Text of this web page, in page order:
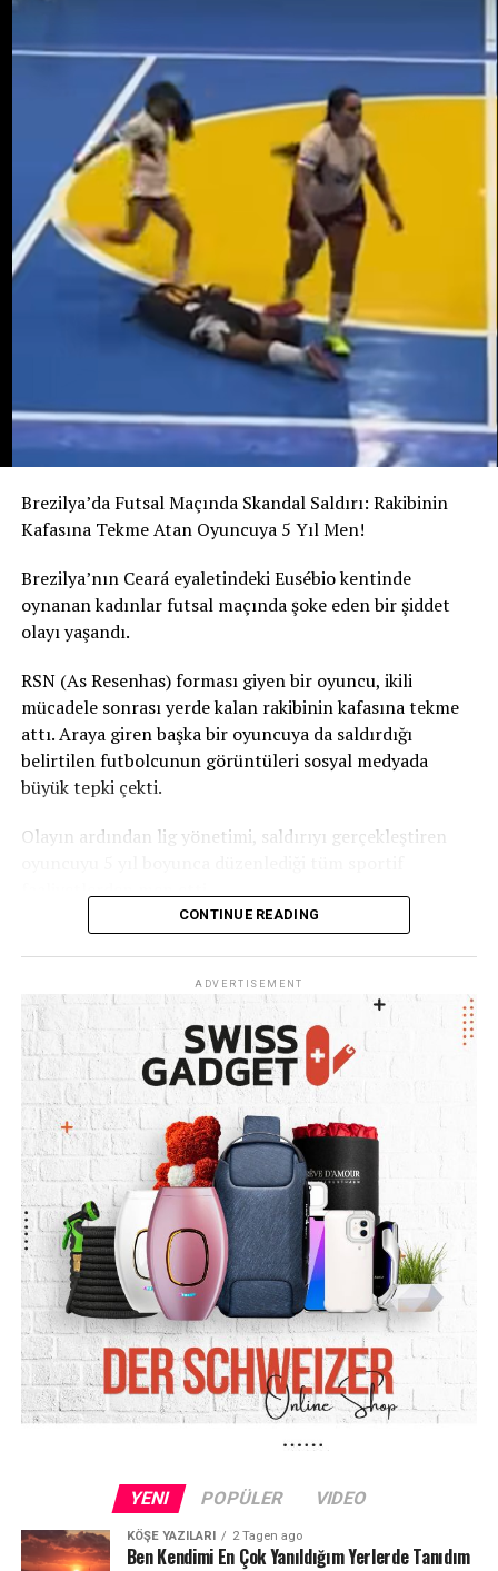
bebeği almak amacıyla işlenmiş olabileceği ihtimali
araştırılıyor. Ancak bunun henüz kanıtlanmış bir sonuç
değil, soruşturma kapsamında değerlendirilen bir ihtimal
olduğu belirtiliyor.
Ailenin açıklamasına göre Potosi bir kız çocuğu
bekliyordu. 12 Ağustos’ta dünyaya gelmesi beklenen
bebeğe “Alahia” adı verilmişti.
Maria Potosi toprağa verilirken soruşturmanın en
önemli sorusu hâlâ yanıt bekliyor: Alahia nerede ve
Brezilya’da Futsal Maçında Skandal Saldırı: Rakibinin
Kafasına Tekme Atan Oyuncuya 5 Yıl Men!
Brezilya’nın Ceará eyaletindeki Eusébio kentinde
oynanan kadınlar futsal maçında şoke eden bir şiddet
olayı yaşandı.
RSN (As Resenhas) forması giyen bir oyuncu, ikili
mücadele sonrası yerde kalan rakibinin kafasına tekme
attı. Araya giren başka bir oyuncuya da saldırdığı
belirtilen futbolcunun görüntüleri sosyal medyada
büyük tepki çekti.
Olayın ardından lig yönetimi, saldırıyı gerçekleştiren
Ceará Sivil Polisi de olayla ilgili soruşturma başlattı.
CONTINUE READING
ADVERTISEMENT
YENI POPÜLER VIDEO
KÖŞE YAZILARI 2 Tagen ago
Ben Kendimi En Çok Yanıldığım Yerlerde Tanıdım